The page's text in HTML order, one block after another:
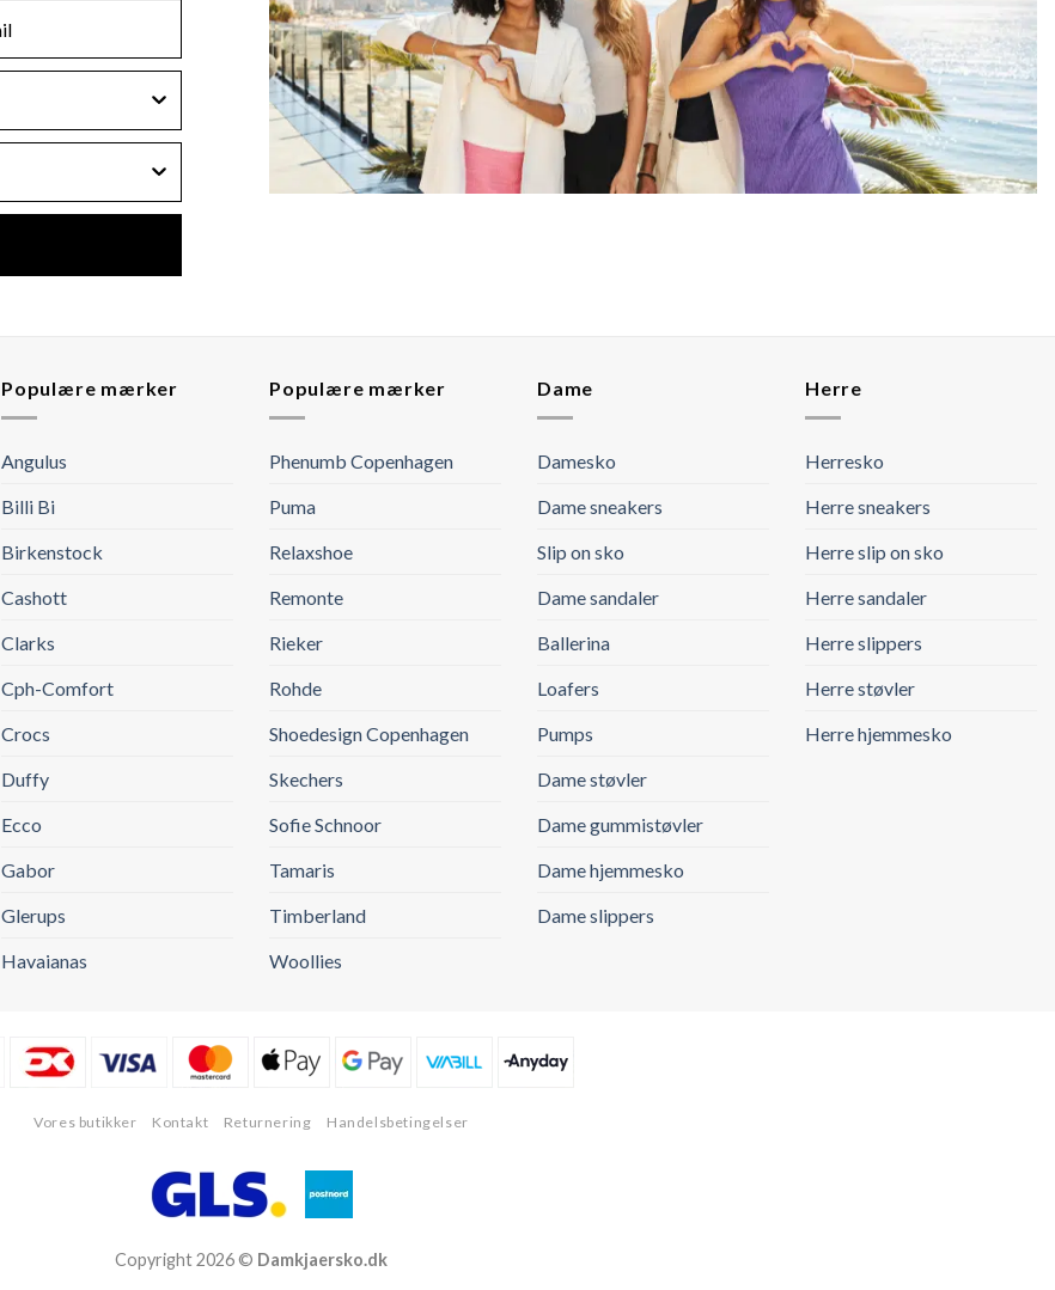
Populære mærker
Angulus
Billi Bi
Birkenstock
Cashott
Clarks
Cph-Comfort
Crocs
Duffy
Ecco
Gabor
Glerups
Havaianas
Populære mærker
Phenumb Copenhagen
Puma
Relaxshoe
Remonte
Rieker
Rohde
Shoedesign Copenhagen
Skechers
Sofie Schnoor
Tamaris
Timberland
Woollies
Dame
Damesko
Dame sneakers
Slip on sko
Dame sandaler
Ballerina
Loafers
Pumps
Dame støvler
Dame gummistøvler
Dame hjemmesko
Dame slippers
Herre
Herresko
Herre sneakers
Herre slip on sko
Herre sandaler
Herre slippers
Herre støvler
Herre hjemmesko
Vores butikker Kontakt Returnering Handelsbetingelser
Copyright 2026 © Damkjaersko.dk